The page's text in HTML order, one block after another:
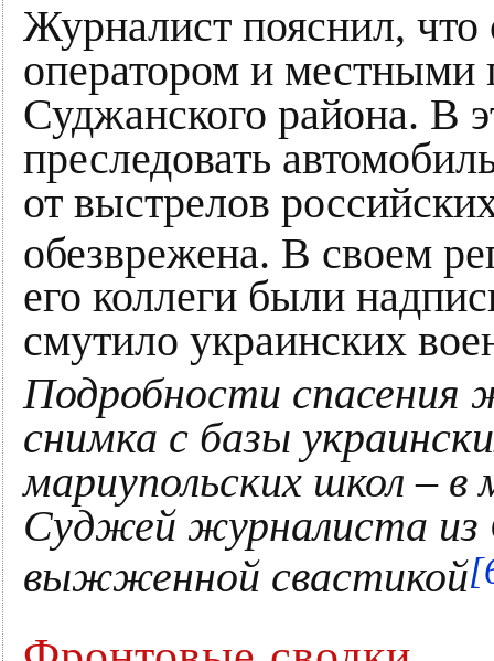
Журналист пояснил,
оператором и местными
Суджанского района. В
преследовать
от выстрелов
обезврежена. В своем
его коллеги были
смутило украинских
Подробности спасения
снимка с базы
мариупольских школ –
Суджей журналиста
выжженной свастикой